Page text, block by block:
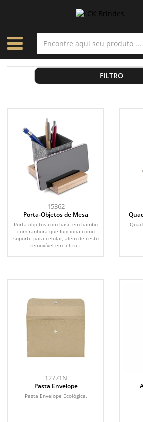
FILTRO
15362
Porta-Objetos de Mesa
Porta-objetos com base em bambu
com ranhura que funciona como
suporte para celular, além de cesto
removível em feltro...
12771N
Pasta Envelope
Pasta Envelope Ecológica.